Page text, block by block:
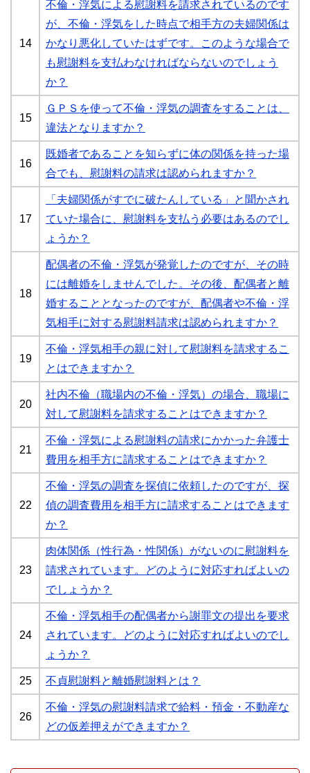
14
不倫・浮気による慰謝料を請求されているのです
が、不倫・浮気をした時点で相手方の夫婦関係は
かなり悪化していたはずです。このような場合で
も慰謝料を支払わなければならないのでしょう
か？
15
ＧＰＳを使って不倫・浮気の調査をすることは、
違法となりますか？
16
既婚者であることを知らずに体の関係を持った場
合でも、慰謝料の請求は認められますか？
17
「夫婦関係がすでに破たんしている」と聞かされ
ていた場合に、慰謝料を支払う必要はあるのでし
ょうか？
18
配偶者の不倫・浮気が発覚したのですが、その時
には離婚をしませんでした。その後、配偶者と離
婚することとなったのですが、配偶者や不倫・浮
気相手に対する慰謝料請求は認められますか？
19
不倫・浮気相手の親に対して慰謝料を請求するこ
とはできますか？
20
社内不倫（職場内の不倫・浮気）の場合、職場に
対して慰謝料を請求することはできますか？
21
不倫・浮気による慰謝料の請求にかかった弁護士
費用を相手方に請求することはできますか？
22
不倫・浮気の調査を探偵に依頼したのですが、探
偵の調査費用を相手方に請求することはできます
か？
23
肉体関係（性行為・性関係）がないのに慰謝料を
請求されています。どのように対応すればよいの
でしょうか？
24
不倫・浮気相手の配偶者から謝罪文の提出を要求
されています。どのように対応すればよいのでし
ょうか？
25 不貞慰謝料と離婚慰謝料とは？
26
不倫・浮気の慰謝料請求で給料・預金・不動産な
どの仮差押えができますか？